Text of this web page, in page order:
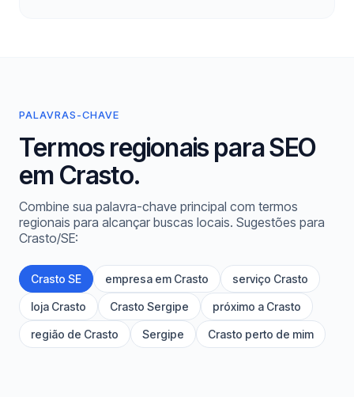
PALAVRAS-CHAVE
Termos regionais para SEO
em Crasto.
Combine sua palavra-chave principal com termos
regionais para alcançar buscas locais. Sugestões para
Crasto/SE:
Crasto SE empresa em Crasto serviço Crasto
loja Crasto Crasto Sergipe próximo a Crasto
região de Crasto Sergipe Crasto perto de mim